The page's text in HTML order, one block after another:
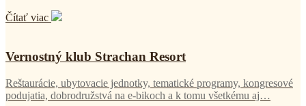
Čítať viac
Vernostný klub Strachan Resort
Reštaurácie, ubytovacie jednotky, tematické programy, kongresové
podujatia, dobrodružstvá na e-bikoch a k tomu všetkému aj…